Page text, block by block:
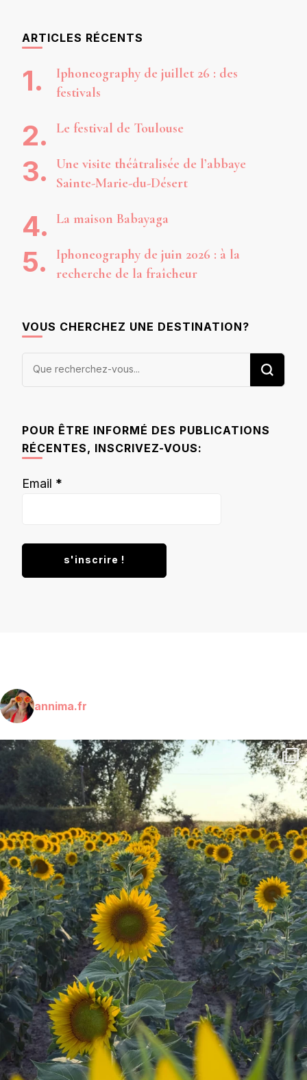
ARTICLES RÉCENTS
Iphoneography de juillet 26 : des
festivals
Le festival de Toulouse
Une visite théâtralisée de l’abbaye
Sainte-Marie-du-Désert
La maison Babayaga
Iphoneography de juin 2026 : à la
recherche de la fraîcheur
VOUS CHERCHEZ UNE DESTINATION?
Vous
POUR ÊTRE INFORMÉ DES PUBLICATIONS
RÉCENTES, INSCRIVEZ-VOUS:
Email *
annima.fr